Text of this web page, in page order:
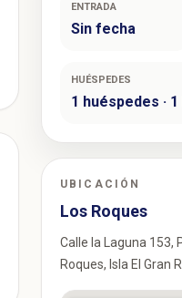
ENTRADA
Sin fecha
HUÉSPEDES
1 huéspedes ·
UBICACIÓN
Los Roques
Calle la Laguna 153,
Roques, Isla El Gran